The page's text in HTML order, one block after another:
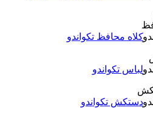
کلاه محافظ تکواندو
لباس تکواندو
دستکش تکواندو